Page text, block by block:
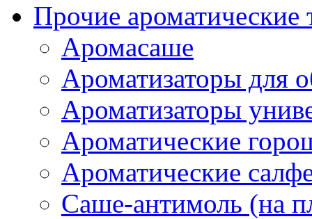
Прочие ароматические
Аромасаше
Ароматизаторы для
Ароматизаторы
Ароматические
Ароматические
Саше-антимоль (на